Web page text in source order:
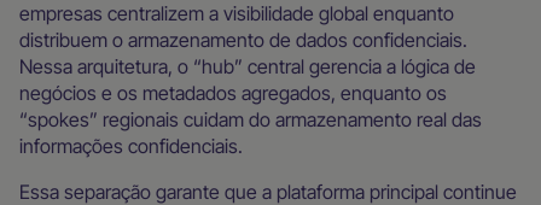
empresas centralizem a visibilidade global enquanto
distribuem o armazenamento de dados confidenciais.
Nessa arquitetura, o “hub” central gerencia a lógica de
negócios e os metadados agregados, enquanto os
“spokes” regionais cuidam do armazenamento real das
informações confidenciais.
Essa separação garante que a plataforma principal continue